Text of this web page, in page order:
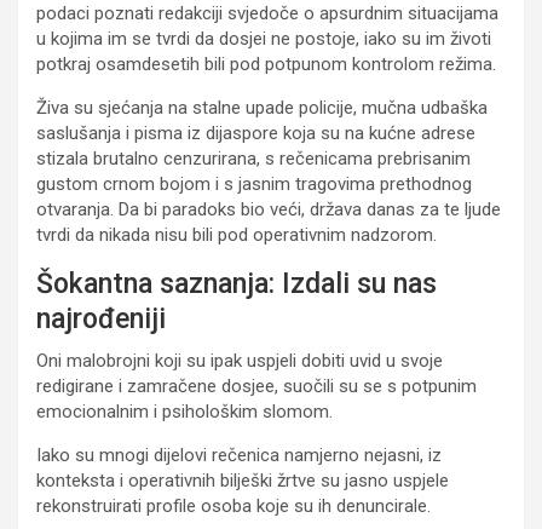
podaci poznati redakciji svjedoče o apsurdnim situacijama
u kojima im se tvrdi da dosjei ne postoje, iako su im životi
potkraj osamdesetih bili pod potpunom kontrolom režima.
Živa su sjećanja na stalne upade policije, mučna udbaška
saslušanja i pisma iz dijaspore koja su na kućne adrese
stizala brutalno cenzurirana, s rečenicama prebrisanim
gustom crnom bojom i s jasnim tragovima prethodnog
otvaranja. Da bi paradoks bio veći, država danas za te ljude
tvrdi da nikada nisu bili pod operativnim nadzorom.
Šokantna saznanja: Izdali su nas
najrođeniji
Oni malobrojni koji su ipak uspjeli dobiti uvid u svoje
redigirane i zamračene dosjee, suočili su se s potpunim
emocionalnim i psihološkim slomom.
Iako su mnogi dijelovi rečenica namjerno nejasni, iz
konteksta i operativnih bilješki žrtve su jasno uspjele
rekonstruirati profile osoba koje su ih denuncirale.